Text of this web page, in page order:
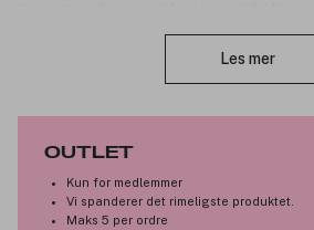
økologisk Aloe vera, som tilfører
beskytter huden. Med dette serumet vil
AllergyCertified, parfymefri, vegansk og
Produktnummer:3323416
Les mer
OUTLET
Kun for medlemmer
Vi spanderer det rimeligste produktet.
Maks 5 per ordre